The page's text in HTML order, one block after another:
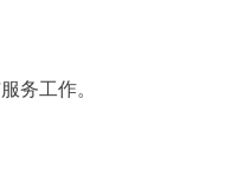
务工作。